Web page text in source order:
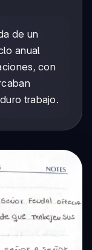
de un
anual
con
trabajo.